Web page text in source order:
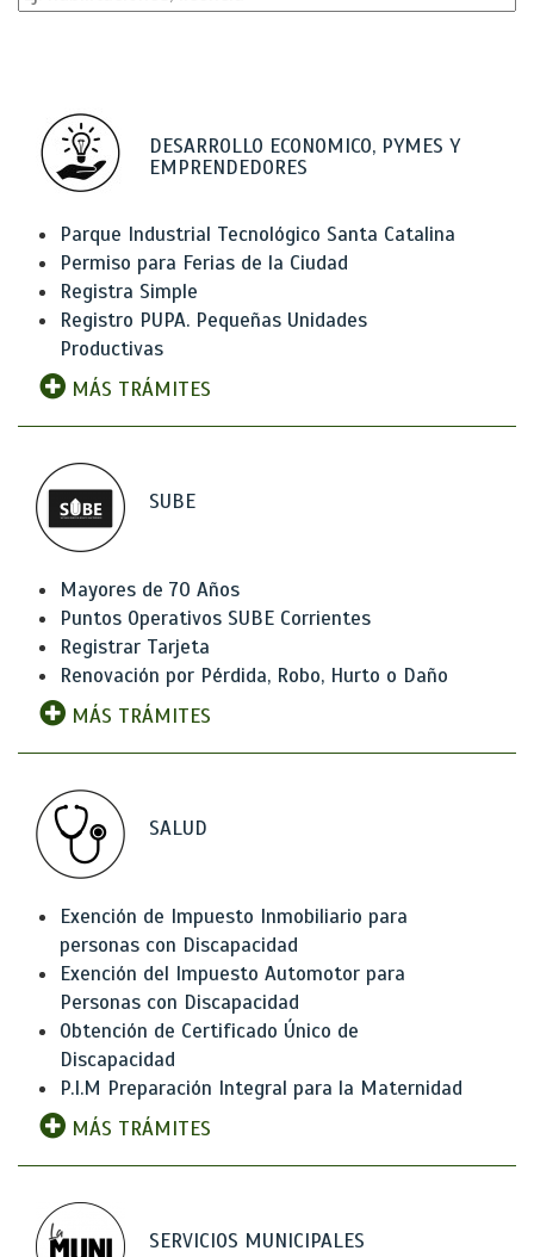
DESARROLLO ECONOMICO, PYMES Y
EMPRENDEDORES
Parque Industrial Tecnológico Santa Catalina
Permiso para Ferias de la Ciudad
Registra Simple
Registro PUPA. Pequeñas Unidades
Productivas
MÁS TRÁMITES
SUBE
Mayores de 70 Años
Puntos Operativos SUBE Corrientes
Registrar Tarjeta
Renovación por Pérdida, Robo, Hurto o Daño
MÁS TRÁMITES
SALUD
Exención de Impuesto Inmobiliario para
personas con Discapacidad
Exención del Impuesto Automotor para
Personas con Discapacidad
Obtención de Certificado Único de
Discapacidad
P.I.M Preparación Integral para la Maternidad
MÁS TRÁMITES
SERVICIOS MUNICIPALES